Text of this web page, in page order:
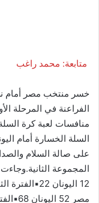
متابعة: محمد راغب
خسر منتخب مصر أمام
الفراعنة في المرحلة
على صالة السلام
المجموعة